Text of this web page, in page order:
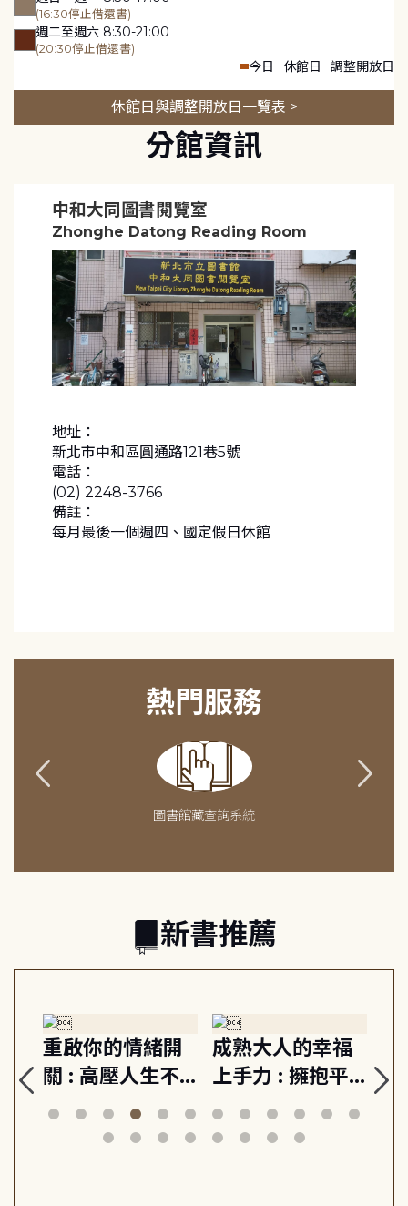
(16:30停止借還書)
週二至週六 8:30-21:00
(20:30停止借還書)
今日 休館日 調整開放日
休館日與調整開放日一覽表 >
分館資訊
中和大同圖書閱覽室
Zhonghe Datong Reading Room
地址：
新北市中和區圓通路121巷5號
電話：
(02) 2248-3766
備註：
每月最後一個週四、國定假日休館
熱門服務
圖書館藏查詢系統
新書推薦
重啟你的情緒開
關 : 高壓人生不
爆炸指南, 5分鐘
減輕身心壓力, 找
成熟大人的幸福
上手力 : 擁抱平
凡中的每個燦爛
時刻, 給匱乏世代
球